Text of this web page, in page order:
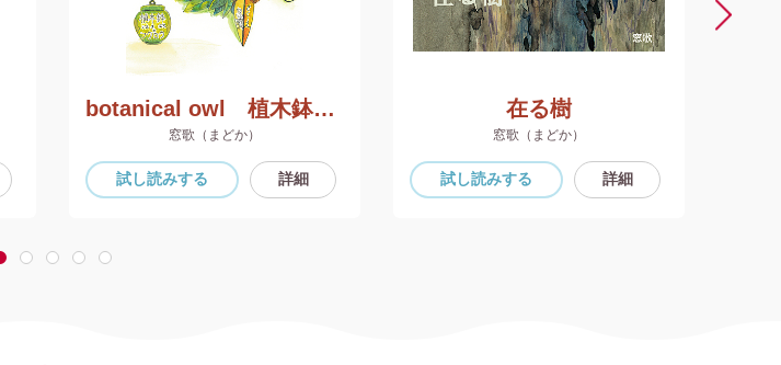
botanical owl 植木鉢のフクロウ
窓歌（まどか）
試し読みする 詳細
在る樹
窓歌（まどか）
試し読みする 詳細
1 2 3 4 5